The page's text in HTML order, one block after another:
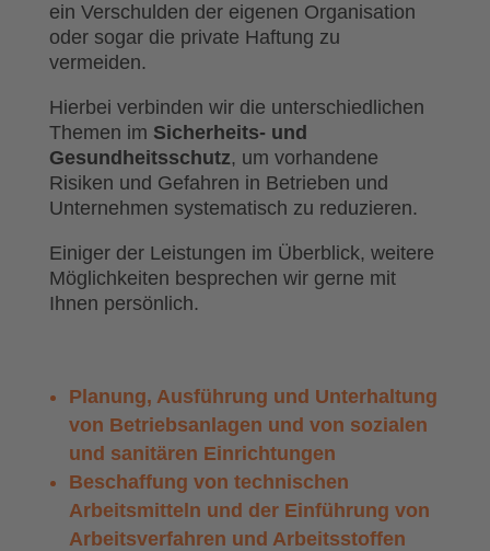
ein Verschulden der eigenen Organisation
oder sogar die private Haftung zu
vermeiden.
Hierbei verbinden wir die unterschiedlichen
Themen im Sicherheits- und
Gesundheitsschutz, um vorhandene
Risiken und Gefahren in Betrieben und
Unternehmen systematisch zu reduzieren.
Einiger der Leistungen im Überblick, weitere
Möglichkeiten besprechen wir gerne mit
Ihnen persönlich.
Planung, Ausführung und Unterhaltung
von Betriebsanlagen und von sozialen
und sanitären Einrichtungen
Beschaffung von technischen
Arbeitsmitteln und der Einführung von
Arbeitsverfahren und Arbeitsstoffen